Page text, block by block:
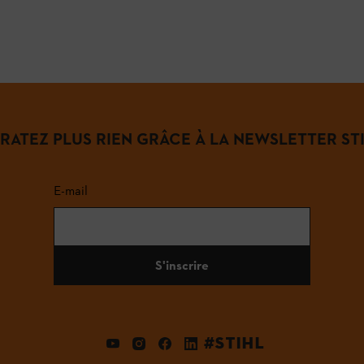
PLUS RIEN GRÂCE À LA NEWSLETTER
E-mail
S'inscrire
#STIHL